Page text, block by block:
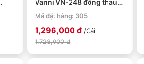
Vanni VN-248 đồng thau
mạ sáng bóng
Mã đặt hàng: 305
1,296,000 đ/Cái
1,728,000 đ